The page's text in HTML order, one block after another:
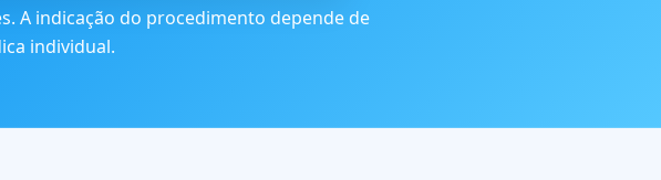
A indicação do procedimento depende de
individual.